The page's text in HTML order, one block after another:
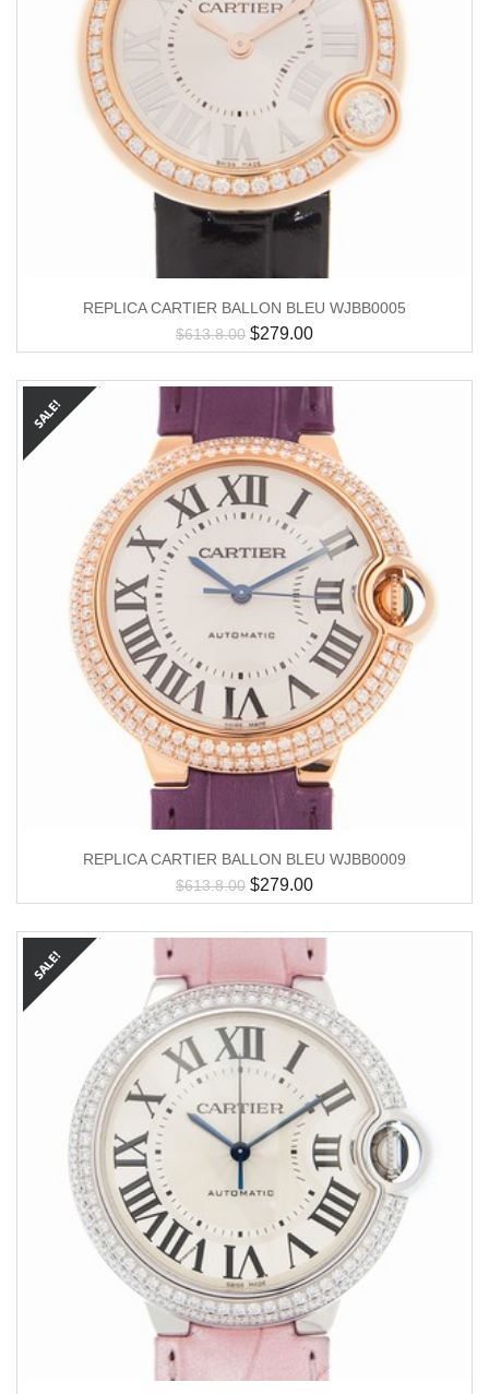
REPLICA CARTIER BALLON BLEU WJBB0005
$613.8.00 $279.00
REPLICA CARTIER BALLON BLEU WJBB0009
$613.8.00 $279.00